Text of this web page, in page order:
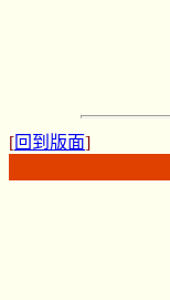
[回到版面]